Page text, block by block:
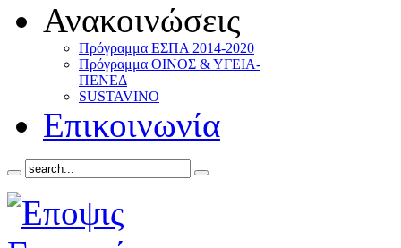
Ανακοινώσεις
Πρόγραμμα ΕΣΠΑ 2014-2020
Πρόγραμμα ΟΙΝΟΣ & ΥΓΕΙΑ-
ΠΕΝΕΔ
SUSTAVINO
Επικοινωνία